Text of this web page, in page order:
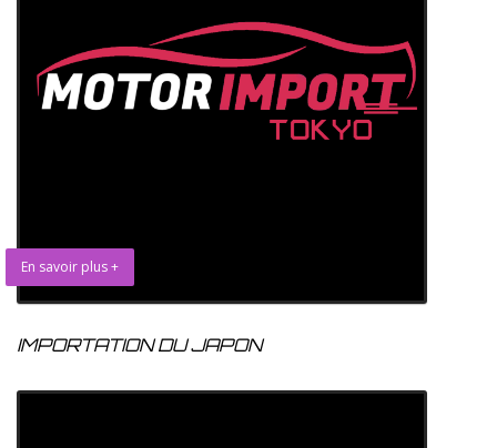
En savoir plus +
IMPORTATION DU JAPON